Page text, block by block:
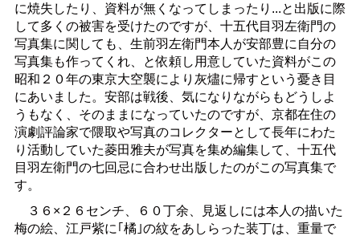
に焼失したり、資料が無くなってしまったり...と出版に際
して多くの被害を受けたのですが、十五代目羽左衛門の
写真集に関しても、生前羽左衛門本人が安部豊に自分の
写真集も作ってくれ、と依頼し用意していた資料がこの
昭和２０年の東京大空襲により灰燼に帰すという憂き目
にあいました。安部は戦後、気になりながらもどうしよ
うもなく、そのままになっていたのですが、京都在住の
演劇評論家で隈取や写真のコレクターとして長年にわた
り活動していた菱田雅夫が写真を集め編集して、十五代
目羽左衛門の七回忌に合わせ出版したのがこの写真集で
す。
３６×２６センチ、６０丁余、見返しには本人の描いた
梅の絵、江戸紫に｢橘｣の紋をあしらった装丁は、重量で